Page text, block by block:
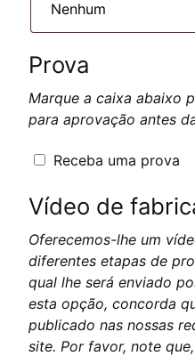
Prova
Marque a caixa abaixo
para aprovação antes
Receba uma prova
Vídeo de
Oferecemos-lhe um
diferentes etapas de
qual lhe será enviado
esta opção, concorda
publicado nas nossas
site. Por favor, note